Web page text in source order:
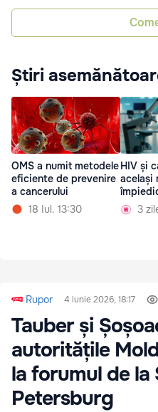
Știri
OMS a numit metodele
eficiente de prevenire
a cancerului
18 Iul. 13:30
HIV și
același
3
Rupor 4 iunie 2026, 18:17
Tauber și
autoritățile
la forumul de la
Petersburg